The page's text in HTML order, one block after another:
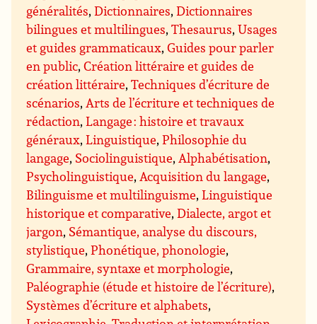
généralités,Dictionnaires,Dictionnaires
bilingues et multilingues,Thesaurus,Usages
et guides grammaticaux,Guides pour parler
en public,Création littéraire et guides de
création littéraire,Techniques d’écriture de
scénarios,Arts de l’écriture et techniques de
rédaction,Langage : histoire et travaux
généraux,Linguistique,Philosophie du
langage, Sociolinguistique,Alphabétisation,
Psycholinguistique,Acquisition du langage,
Bilinguisme et multilinguisme,Linguistique
historique et comparative,Dialecte, argot et
jargon, Sémantique, analyse du discours,
stylistique,Phonétique, phonologie,
Grammaire, syntaxe et morphologie,
Paléographie (étude et histoire de l’écriture),
Systèmes d’écriture et alphabets,